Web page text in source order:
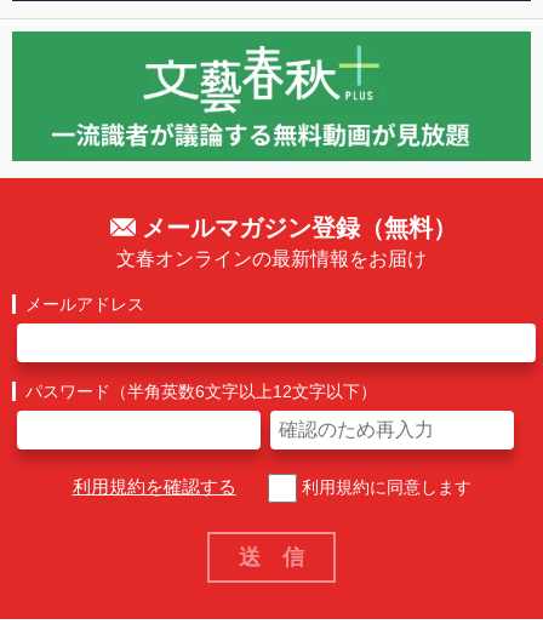
メールマガジン登録（無料）
文春オンラインの最新情報をお届け
メールアドレス
パスワード（半角英数6文字以上12文字以下）
利用規約を確認する 利用規約に同意します